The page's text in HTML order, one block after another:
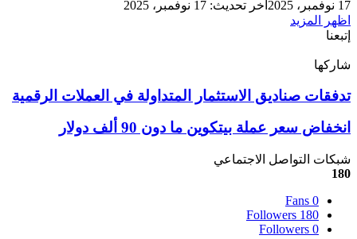
17 نوفمبر، 2025
آخر تحديث: 17 نوفمبر، 2025
اظهر المزيد
إتبعنا
شاركها
تدفقات
الاستثمار
المتداولة
في
العملات
تدفقات صناديق الاستثمار المتداولة في العملات الرقمية
انخفاض
عملة
بيتكوين
دون
ألف
انخفاض سعر عملة بيتكوين ما دون 90 ألف دولار
شبكات التواصل الاجتماعي
180
0
Fans
180
Followers
0
Followers